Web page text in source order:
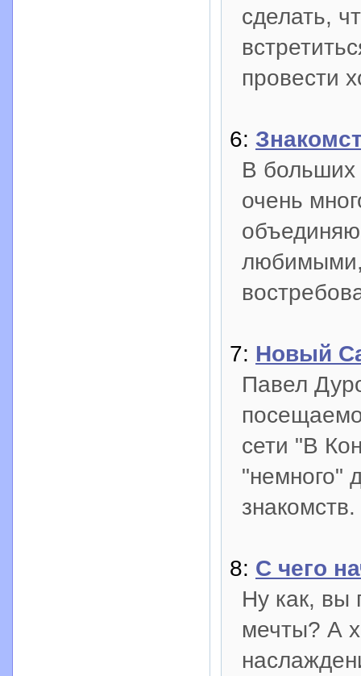
сделать,
провести
6:
В больших
очень
7: Новый
Павел
сети "В
"немного"
8: С чего
Ну как, вы
мечты? А